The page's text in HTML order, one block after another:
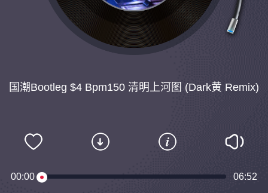
国潮Bootleg $4 Bpm150 清明上河图 (Dark黄 Remix)
00:00 06:52